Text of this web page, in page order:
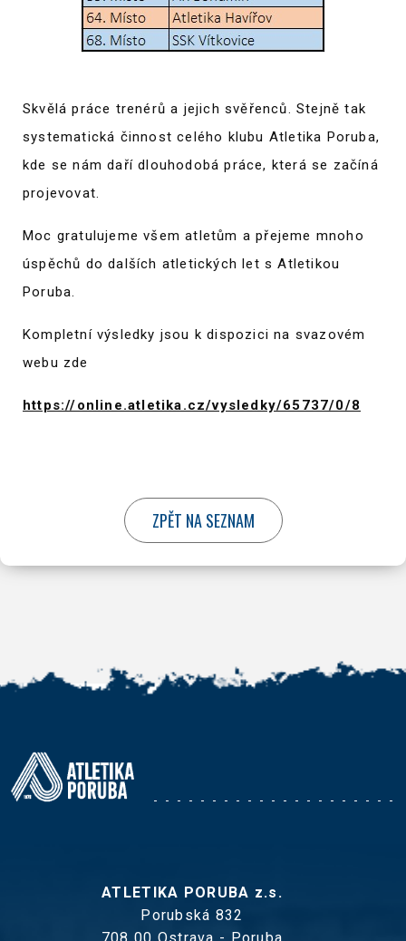
Skvělá práce trenérů a jejich svěřenců. Stejně tak
systematická činnost celého klubu Atletika Poruba,
kde se nám daří dlouhodobá práce, která se začíná
projevovat.
Moc gratulujeme všem atletům a přejeme mnoho
úspěchů do dalších atletických let s Atletikou
Poruba.
Kompletní výsledky jsou k dispozici na svazovém
webu zde
https://online.atletika.cz/vysledky/65737/0/8
ATLETIKA PORUBA z.s.
Porubská 832